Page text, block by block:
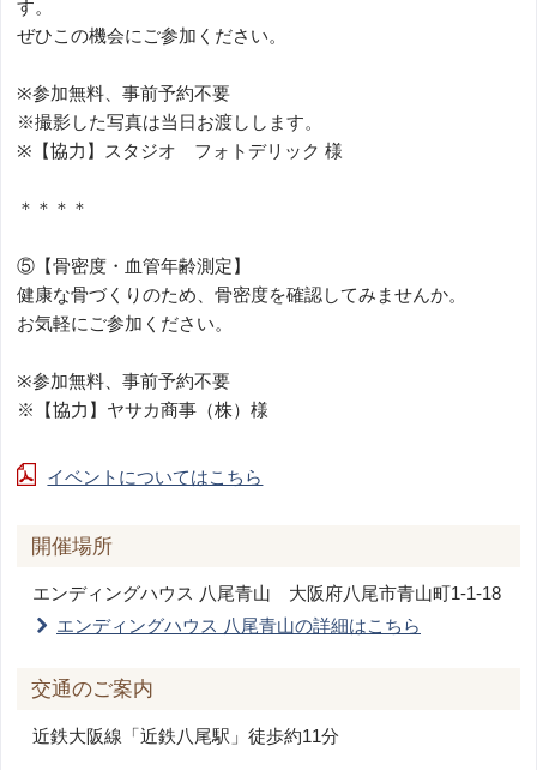
す。
ぜひこの機会にご参加ください。
※参加無料、事前予約不要
※撮影した写真は当日お渡しします。
※【協力】スタジオ フォトデリック 様
＊＊＊＊
⑤【骨密度・血管年齢測定】
健康な骨づくりのため、骨密度を確認してみませんか。
お気軽にご参加ください。
※参加無料、事前予約不要
※【協力】ヤサカ商事（株）様
イベントについてはこちら
開催場所
エンディングハウス 八尾青山 大阪府八尾市青山町1-1-18
エンディングハウス 八尾青山の詳細はこちら
交通のご案内
近鉄大阪線「近鉄八尾駅」徒歩約11分